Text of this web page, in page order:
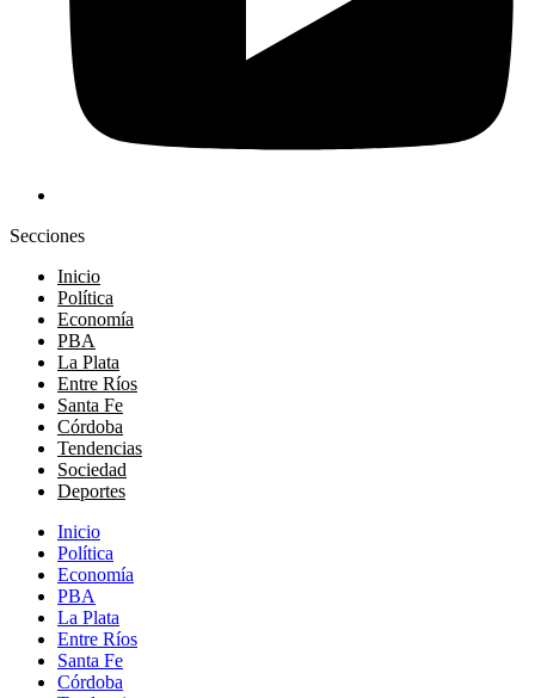
Secciones
Inicio
Política
Economía
PBA
La Plata
Entre Ríos
Santa Fe
Córdoba
Tendencias
Sociedad
Deportes
Inicio
Política
Economía
PBA
La Plata
Entre Ríos
Santa Fe
Córdoba